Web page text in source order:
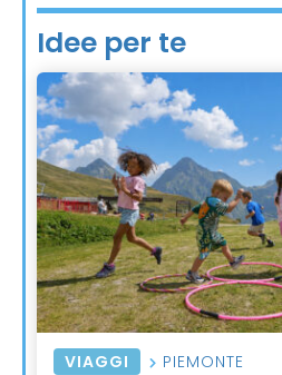
Idee per te
VIAGGI PIEMONTE